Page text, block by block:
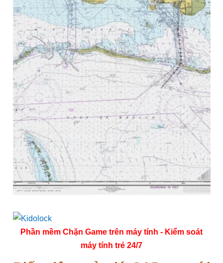
Phần mềm Chặn Game trên máy tính - Kiểm soát
máy tính trẻ 24/7